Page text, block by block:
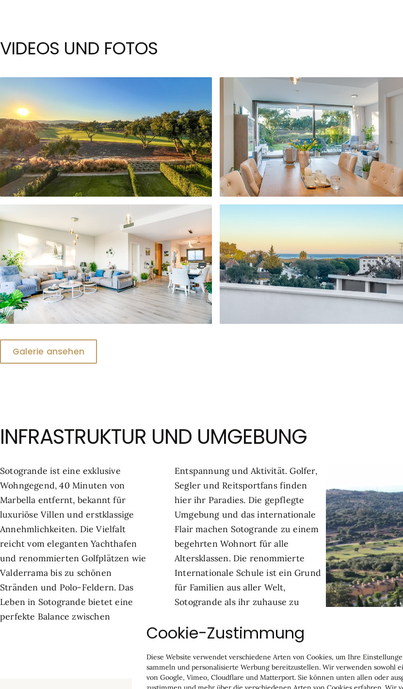
VIDEOS UND FOTOS
Galerie ansehen
INFRASTRUKTUR UND UMGEBUNG
Sotogrande ist eine exklusive
Wohngegend, 40 Minuten von
Marbella entfernt, bekannt für
luxuriöse Villen und erstklassige
Annehmlichkeiten. Die Vielfalt
reicht vom eleganten Yachthafen
und renommierten Golfplätzen wie
Valderrama bis zu schönen
Stränden und Polo-Feldern. Das
Leben in Sotogrande bietet eine
perfekte Balance zwischen
Entspannung und Aktivität. Golfer,
Segler und Reitsportfans finden
hier ihr Paradies. Die gepflegte
Umgebung und das internationale
Flair machen Sotogrande zu einem
begehrten Wohnort für alle
Altersklassen. Die renommierte
Internationale Schule ist ein Grund
für Familien aus aller Welt,
Sotogrande als ihr zuhause zu
Cookie-Zustimmung
Diese Website verwendet verschiedene Arten von Cookies, um Ihre
sammeln und personalisierte Werbung bereitzustellen. Wir verwenden sowohl
von Google, Vimeo, Cloudflare und Matterport. Sie können unten allen oder